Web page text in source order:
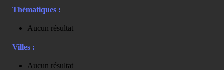
Thématiques :
Aucun résultat
Villes :
Aucun résultat